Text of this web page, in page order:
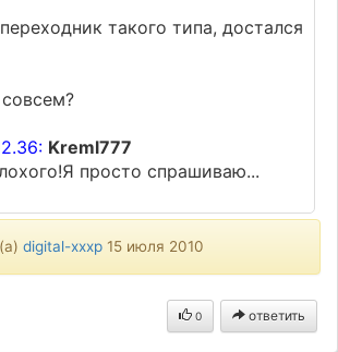
такого типа, достался
Kreml777
просто спрашиваю...
digital-xxxp 15 июля 2010
0 ответить